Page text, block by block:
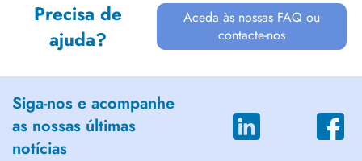
Precisa de
ajuda?
Aceda às nossas FAQ ou
contacte-nos
Siga-nos e acompanhe
as nossas últimas
notícias